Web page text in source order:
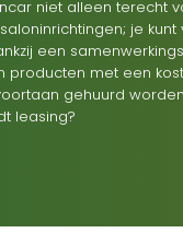
niet alleen terecht
je
een
producten met een
gehuurd
leasing?